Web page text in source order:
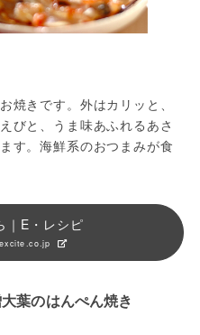
焼きです。外はカリッと、
びと、うま味あふれるあさ
す。海鮮系のおつまみが食
｜E・レシピ
葉のはんぺん焼き